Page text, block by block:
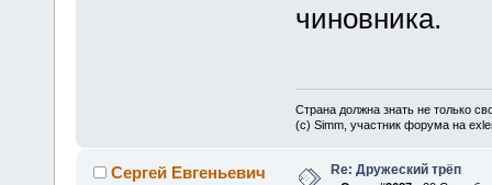
чиновника.
Страна должна знать не только
(c) Simm, участник форума на
Сергей Евгеньевич Re: Дружеский трёп